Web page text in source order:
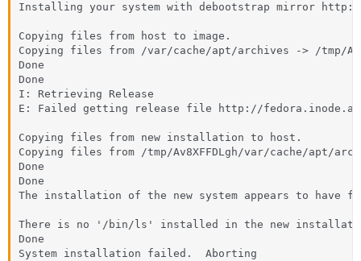
Installing your system with debootstrap mirror
Copying files from host to image.
Copying files from /var/cache/apt/archives -> /tmp/
Done
Done
I: Retrieving Release
E: Failed getting release file http://fedora.inode.at/
Copying files from new installation to host.
Copying files from /tmp/Av8XFFDLgh/var/cache/apt/
Done
Done
The installation of the new system appears to have
There is no '/bin/ls' installed in the new
Done
System installation failed.  Aborting